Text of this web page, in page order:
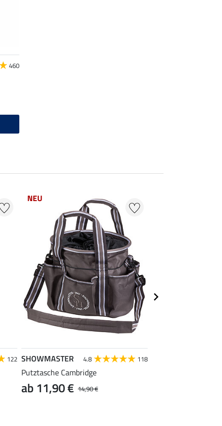
460
122
NEU
SHOWMASTER 4.8 118
Putztasche Cambridge
14,90 €
ab 11,90 €